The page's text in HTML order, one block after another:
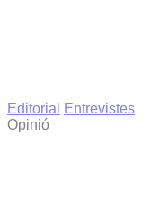
Editorial
Entrevistes
Opinió